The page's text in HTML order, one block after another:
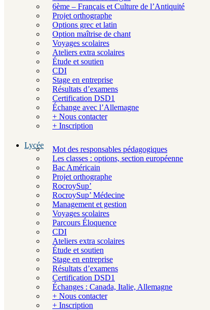
6ème – Français et Culture de l’Antiquité
Projet orthographe
Options grec et latin
Option maîtrise de chant
Voyages scolaires
Ateliers extra scolaires
Étude et soutien
CDI
Stage en entreprise
Résultats d’examens
Certification DSD1
Échange avec l’Allemagne
+ Nous contacter
+ Inscription
Lycée
Mot des responsables pédagogiques
Les classes : options, section européenne
Bac Américain
Projet orthographe
RocroySup’
RocroySup’ Médecine
Management et gestion
Voyages scolaires
Parcours Éloquence
CDI
Ateliers extra scolaires
Étude et soutien
Stage en entreprise
Résultats d’examens
Certification DSD1
Échanges : Canada, Italie, Allemagne
+ Nous contacter
+ Inscription